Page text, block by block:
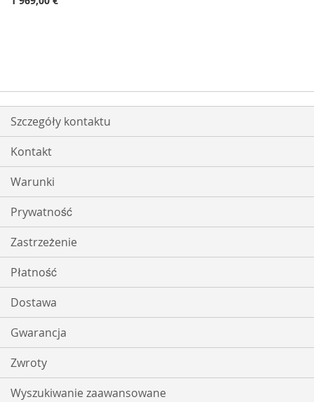
Szczegóły kontaktu
Kontakt
Warunki
Prywatność
Zastrzeżenie
Płatność
Dostawa
Gwarancja
Zwroty
Wyszukiwanie zaawansowane